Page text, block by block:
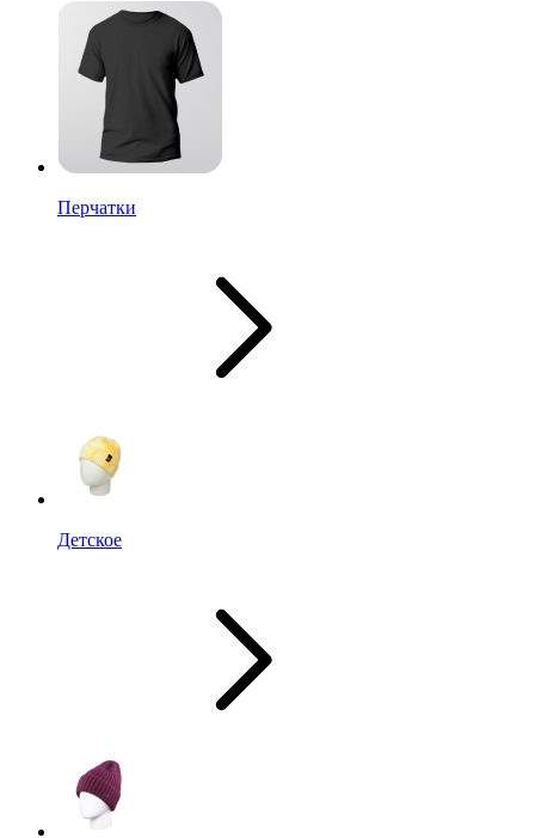
Перчатки
Детское